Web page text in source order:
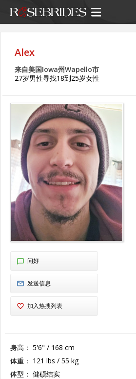
Alex
来自美国Iowa州Wapello市
27岁男性寻找18到25岁女性
问好
发送信息
加入热搜列表
身高： 5'6" / 168 cm
体重： 121 lbs / 55 kg
体型： 健硕结实